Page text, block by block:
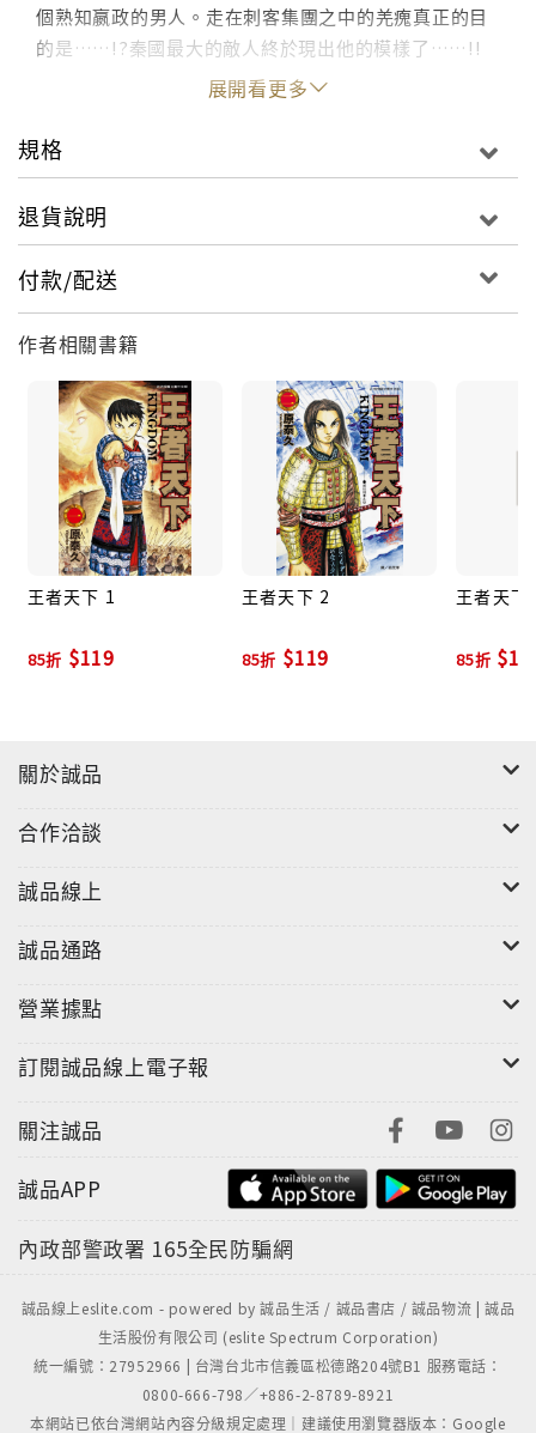
個熟知嬴政的男人。走在刺客集團之中的羌瘣真正的目
的是……!?秦國最大的敵人終於現出他的模樣了……!!
展開看更多
規格
退貨說明
付款/配送
作者相關書籍
王者天下 1
85折 $119
王者天下 2
85折 $119
王者天下
85折
關於誠品
合作洽談
誠品線上
誠品通路
營業據點
訂閱誠品線上電子報
關注誠品
誠品APP
內政部警政署 165全民防騙網
誠品線上eslite.com - powered by 誠品生活 / 誠品書店 / 誠品物流 | 誠品
生活股份有限公司 (eslite Spectrum Corporation)
統一編號：27952966 | 台灣台北市信義區松德路204號B1 服務電話：
0800-666-798／+886-2-8789-8921
本網站已依台灣網站內容分級規定處理｜建議使用瀏覽器版本：Google